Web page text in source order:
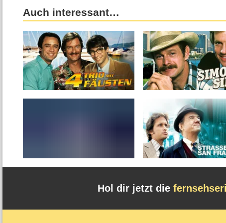
Auch interessant…
Hol dir jetzt die